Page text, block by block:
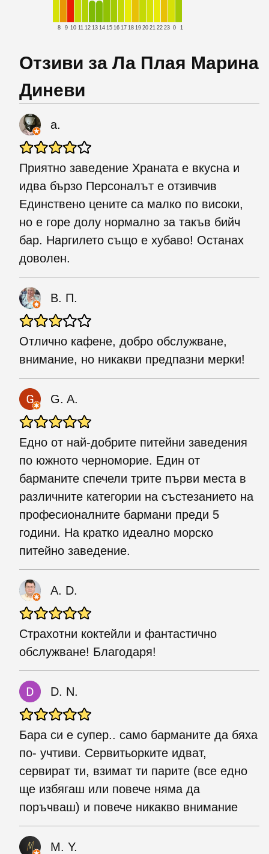
8 9 10 11 12 13 14 15 16 17 18 19 20 21 22 23 0 1
Отзиви за Ла Плая Марина
Диневи
a.
Приятно заведение Храната е вкусна и
идва бързо Персоналът е отзивчив
Единствено цените са малко по високи,
но е горе долу нормално за такъв бийч
бар. Наргилето също е хубаво! Останах
доволен.
В. П.
Отлично кафене, добро обслужване,
внимание, но никакви предпазни мерки!
G. A.
Едно от най-добрите питейни заведения
по южното черноморие. Един от
барманите спечели трите първи места в
различните категории на състезанието на
професионалните бармани преди 5
години. На кратко идеално морско
питейно заведение.
A. D.
Страхотни коктейли и фантастично
обслужване! Благодаря!
D. N.
Бара си е супер.. само барманите да бяха
по- учтиви. Сервитьорките идват,
сервират ти, взимат ти парите (все едно
ще избягаш или повече няма да
поръчваш) и повече никакво внимание
M. Y.